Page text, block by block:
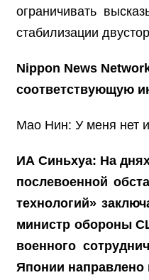
ограничивать
стабилизации
Nippon News
соответствующую
Мао Нин: У меня нет
ИА Синьхуа: На
послевоенной
технологий»
министр обороны
военного
Японии направлено